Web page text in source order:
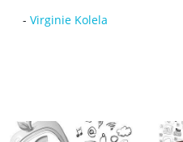
- Virginie Kolela